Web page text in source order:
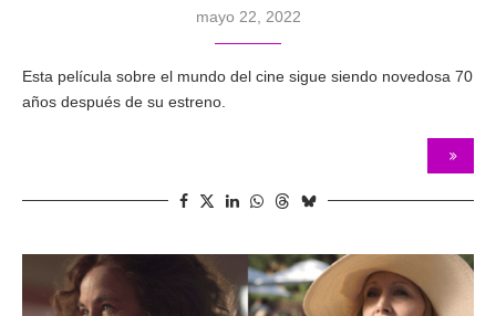
mayo 22, 2022
Esta película sobre el mundo del cine sigue siendo novedosa 70
años después de su estreno.